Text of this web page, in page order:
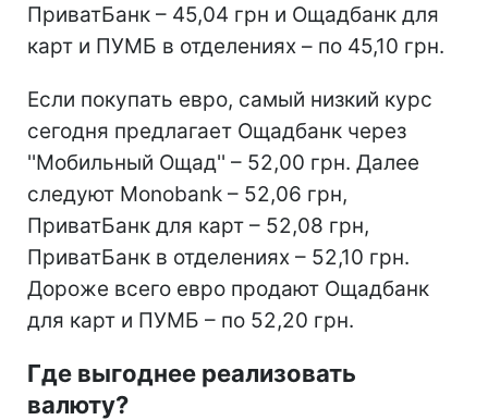
ПриватБанк – 45,04 грн и Ощадбанк для
карт и ПУМБ в отделениях – по 45,10 грн.
Если покупать евро, самый низкий курс
сегодня предлагает Ощадбанк через
''Мобильный Ощад'' – 52,00 грн. Далее
следуют Monobank – 52,06 грн,
ПриватБанк для карт – 52,08 грн,
ПриватБанк в отделениях – 52,10 грн.
Дороже всего евро продают Ощадбанк
для карт и ПУМБ – по 52,20 грн.
Где выгоднее реализовать
валюту?